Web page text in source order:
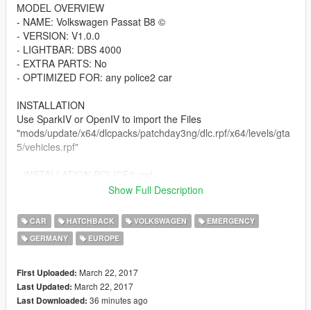
MODEL OVERVIEW
- NAME: Volkswagen Passat B8 ©
- VERSION: V1.0.0
- LIGHTBAR: DBS 4000
- EXTRA PARTS: No
- OPTIMIZED FOR: any police2 car
INSTALLATION
Use SparkIV or OpenIV to import the Files
"mods/update/x64/dlcpacks/patchday3ng/dlc.rpf/x64/levels/gta
5/vehicles.rpf"
POLICE2.xml "Rockstar Games/Grand Theft Auto
CREDITS
- Original 3d Model by: Squir
-Converted to V: achillesdkpolicemods
- Dufflebag: HaLoPCDrAcO.
- Explorer Cabinet: ErinLindsay.
Show Full Description
CAR HATCHBACK VOLKSWAGEN
EMERGENCY
GERMANY
EUROPE
First Uploaded: March 22, 2017
Last Updated: March 22, 2017
Last Downloaded: 36 minutes ago